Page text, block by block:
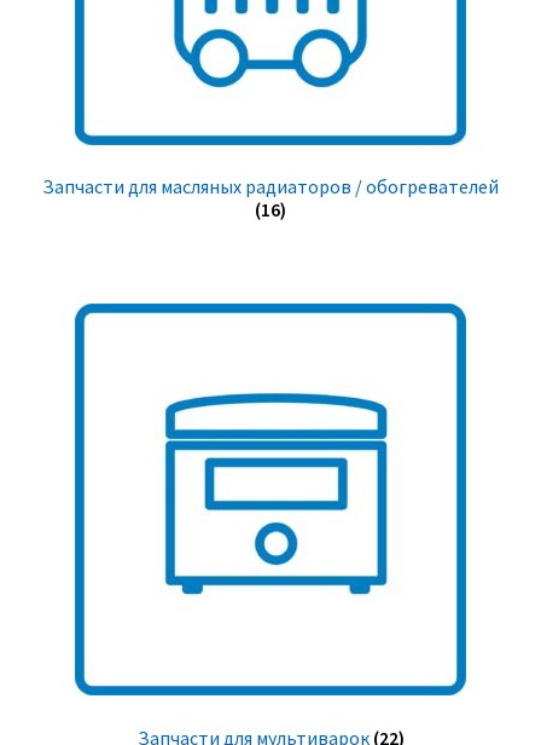
Запчасти для масляных радиаторов / обогревателей
(16)
Запчасти для мультиварок (22)